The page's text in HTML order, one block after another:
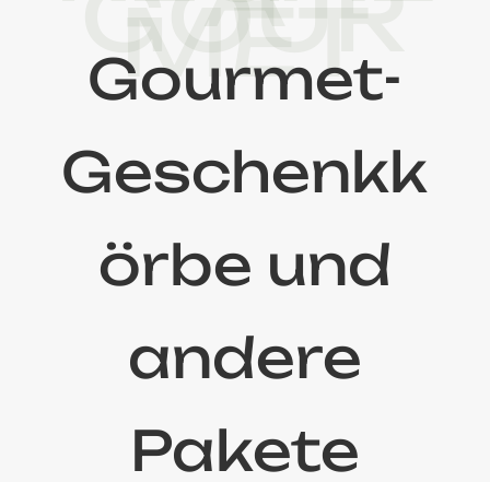
MET
Gourmet-
Geschenkk
örbe und
andere
Pakete